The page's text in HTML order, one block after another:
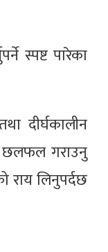
स्पष्ट पारेका
दीर्घकालीन
छलफल गराउनु
राय लिनुपर्दछ